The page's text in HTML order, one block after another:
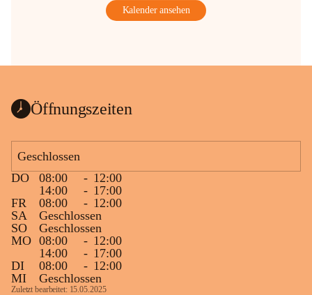
Kalender ansehen
Öffnungszeiten
Geschlossen
DO
08:00 - 12:00
14:00
- 17:00
FR
08:00 - 12:00
SA
Geschlossen
SO
Geschlossen
MO 08:00 - 12:00
14:00
- 17:00
DI
08:00 - 12:00
MI
Geschlossen
Zuletzt bearbeitet: 15.05.2025